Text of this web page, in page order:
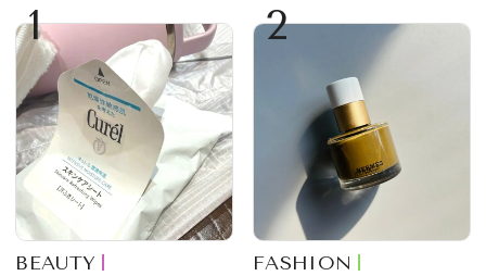
1
BEAUTY
2
FASHION